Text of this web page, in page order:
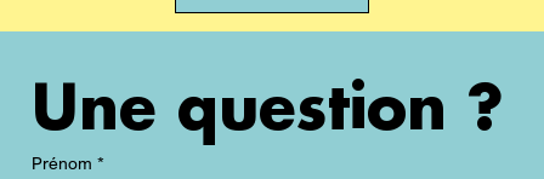
Une question ?
Prénom *